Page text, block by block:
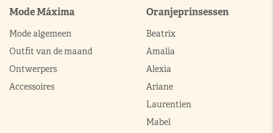
Mode Máxima
Mode algemeen
Outfit van de maand
Ontwerpers
Accessoires
Oranjeprinsessen
Beatrix
Amalia
Alexia
Ariane
Laurentien
Mabel